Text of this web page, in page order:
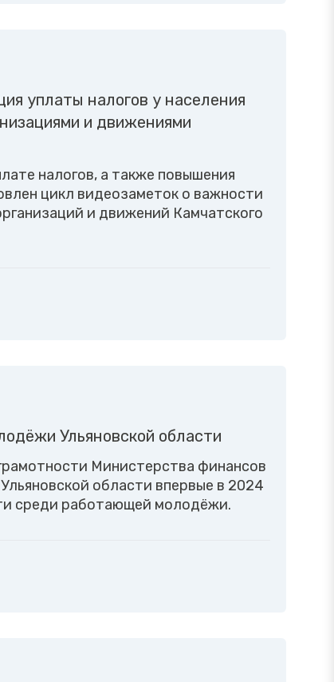
уплаты налогов у населения
и движениями
налогов, а также повышения
цикл видеозаметок о важности
и движений Камчатского
Ульяновской области
Министерства финансов
области впервые в 2024
среди работающей молодёжи.